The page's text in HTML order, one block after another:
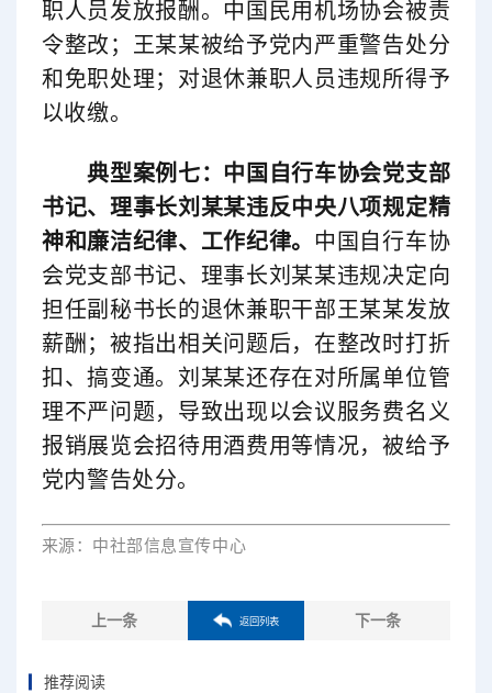
职人员发放报酬。中国民用机场协会被责
令整改；王某某被给予党内严重警告处分
和免职处理；对退休兼职人员违规所得予
以收缴。
典型案例七： 中国自行车协会党支部
书记、理事长刘某某违反中央八项规定精
神和廉洁纪律、工作纪律。 中国自行车协
会党支部书记、理事长刘某某违规决定向
担任副秘书长的退休兼职干部王某某发放
薪酬；被指出相关问题后，在整改时打折
扣、搞变通。刘某某还存在对所属单位管
理不严问题，导致出现以会议服务费名义
报销展览会招待用酒费用等情况，被给予
党内警告处分。
来源：中社部信息宣传中心
上一条 返回列表 下一条
推荐阅读